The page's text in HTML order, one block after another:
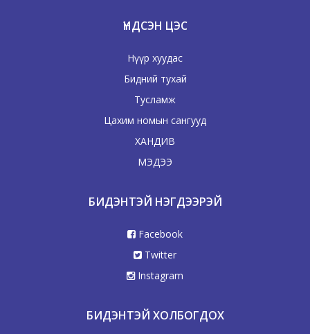
ҮНДСЭН ЦЭС
Нүүр хуудас
Бидний тухай
Тусламж
Цахим номын сангууд
ХАНДИВ
МЭДЭЭ
БИДЭНТЭЙ НЭГДЭЭРЭЙ
Facebook
Twitter
Instagram
БИДЭНТЭЙ ХОЛБОГДОХ